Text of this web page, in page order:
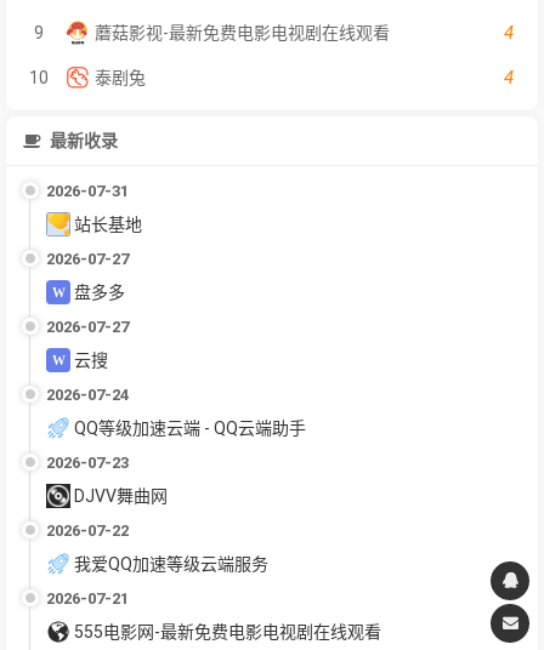
9 蘑菇影视-最新免费电影电视剧在线观看 4
10 泰剧兔 4
最新收录
2026-07-31
站长基地
2026-07-27
盘多多
2026-07-27
云搜
2026-07-24
QQ等级加速云端 - QQ云端助手
2026-07-23
DJVV舞曲网
2026-07-22
我爱QQ加速等级云端服务
2026-07-21
555电影网-最新免费电影电视剧在线观看